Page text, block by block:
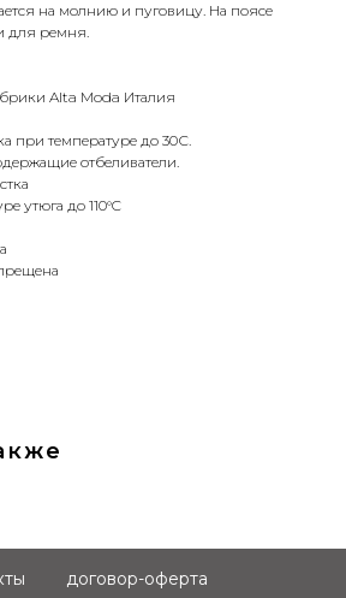
на молнию и пуговицу. На поясе
для ремня.
Alta Moda Италия
при температуре до 30С.
отбеливатели.
утюга до 110°C
договор-оферта